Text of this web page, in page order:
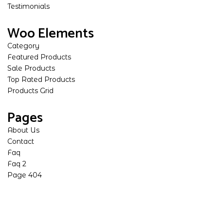
Testimonials
Woo Elements
Category
Featured Products
Sale Products
Top Rated Products
Products Grid
Pages
About Us
Contact
Faq
Faq 2
Page 404